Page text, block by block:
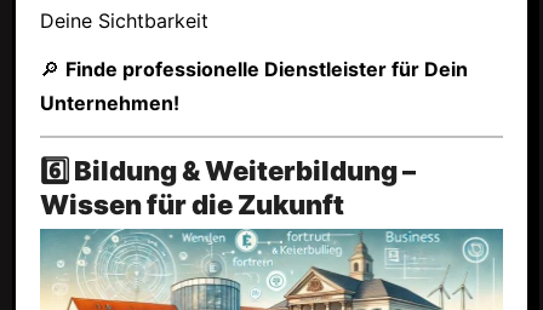
Deine Sichtbarkeit
🔎 Finde professionelle Dienstleister für Dein
Unternehmen!
6️⃣ Bildung & Weiterbildung –
Wissen für die Zukunft